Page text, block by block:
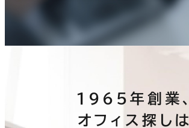
1965年創業、
オフィス探しは